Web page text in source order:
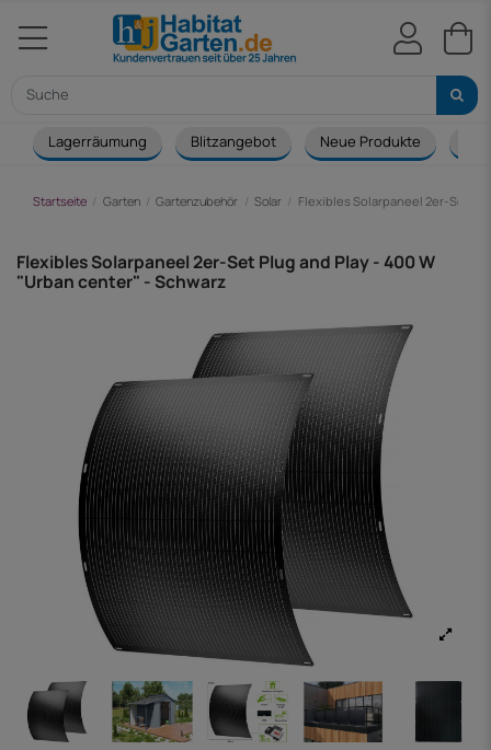
Lagerräumung Blitzangebot Neue Produkte
Startseite Garten Gartenzubehör Solar Flexibles Solarpaneel 2er-Set
Flexibles Solarpaneel 2er-Set Plug and Play - 400 W
"Urban center" - Schwarz